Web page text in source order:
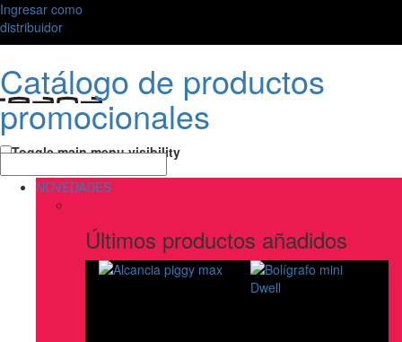
Ingresar como
distribuidor
Catálogo de productos
promocionales
Toggle main menu visibility
NOVEDADES
Últimos productos añadidos